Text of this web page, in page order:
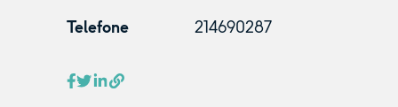
Telefone
214690287